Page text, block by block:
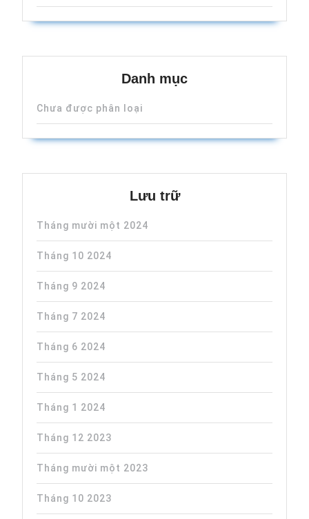
Danh mục
Chưa được phân loại
Lưu trữ
Tháng mười một 2024
Tháng 10 2024
Tháng 9 2024
Tháng 7 2024
Tháng 6 2024
Tháng 5 2024
Tháng 1 2024
Tháng 12 2023
Tháng mười một 2023
Tháng 10 2023